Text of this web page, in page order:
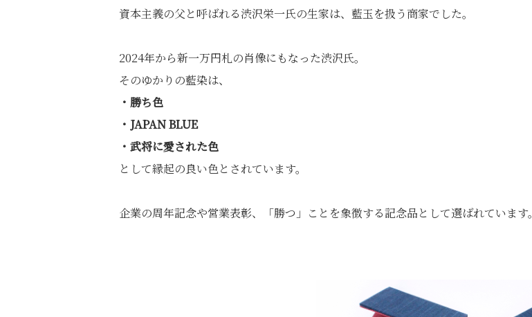
資本主義の父と呼ばれる渋沢栄一氏の生家は、藍玉を扱う商家でした。
2024年から新一万円札の肖像にもなった渋沢氏。
そのゆかりの藍染は、
・勝ち色
・JAPAN BLUE
・武将に愛された色
として縁起の良い色とされています。
企業の周年記念や営業表彰、「勝つ」ことを象徴する記念品として選ばれています。